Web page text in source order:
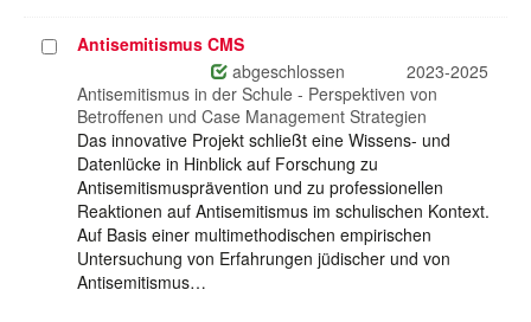
ProjektAntisemitismus CMS
abgeschlossen
2023-2025
Antisemitismus in der Schule - Perspektiven von
Betroffenen und Case Management Strategien
Das innovative Projekt schließt eine Wissens- und
Datenlücke in Hinblick auf Forschung zu
Antisemitismusprävention und zu professionellen
Reaktionen auf Antisemitismus im schulischen Kontext.
Auf Basis einer multimethodischen empirischen
Untersuchung von Erfahrungen jüdischer und von
Antisemitismus…